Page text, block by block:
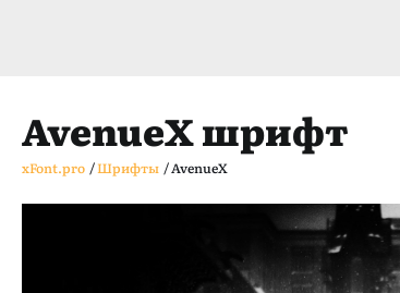
AvenueX шрифт
xFont.pro /Шрифты /AvenueX